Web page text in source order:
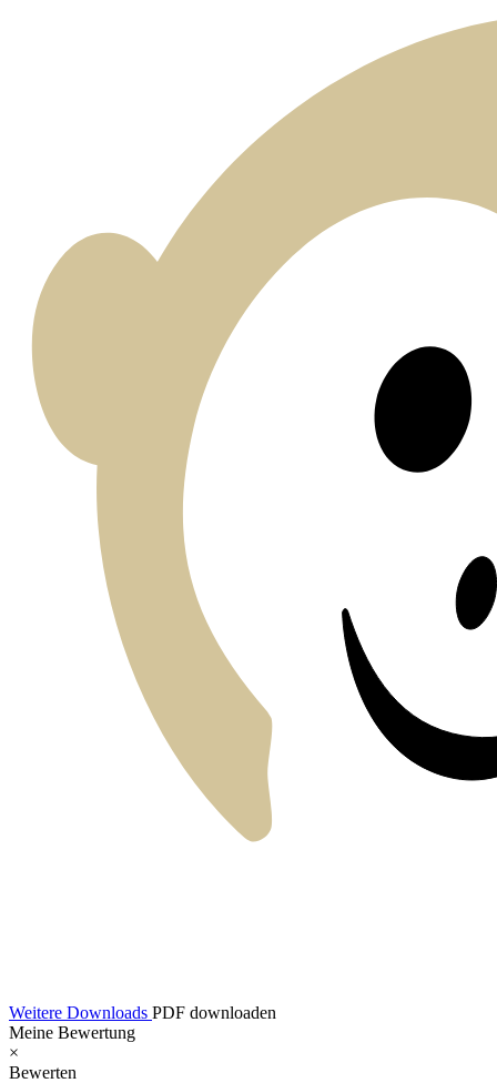
Weitere Downloads PDF downloaden
Meine Bewertung
×
Bewerten